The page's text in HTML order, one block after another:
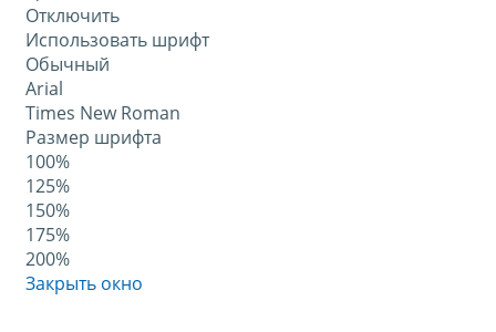
Отключить
Использовать шрифт
Обычный
Arial
Times New Roman
Размер шрифта
100%
125%
150%
175%
200%
Закрыть окно